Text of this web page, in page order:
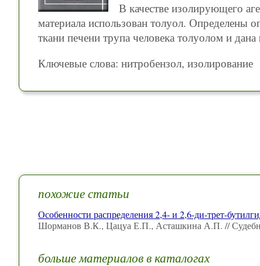
В качестве изолирующего
материала использован толуол. Определены
ткани печени трупа человека толуолом и
Ключевые слова: нитробензол, изолирование
похожие статьи
Особенности распределения 2,4- и 2,6-ди-трет-
Шорманов В.К., Цацуа Е.П., Асташкина А.П. //
больше материалов в каталогах